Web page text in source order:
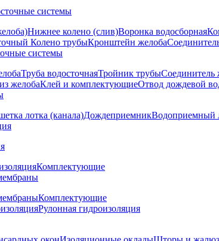
системы
Нижнее колено (слив)Воронка водосборная
Колено трубыКронштейн желоба
системы
Труба водосточнаяТройник трубыСоединитель
желобаКлей и комплектующиеОтвод дождевой
лотка (канала)ДождеприемникВодоприемный
Комплектующие
Комплектующие
Рулонная гидроизоляция